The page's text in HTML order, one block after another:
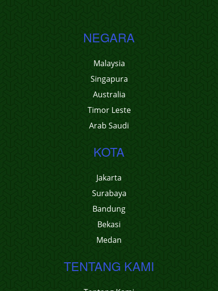
NEGARA
Malaysia
Singapura
Australia
Timor Leste
Arab Saudi
KOTA
Jakarta
Surabaya
Bandung
Bekasi
Medan
TENTANG KAMI